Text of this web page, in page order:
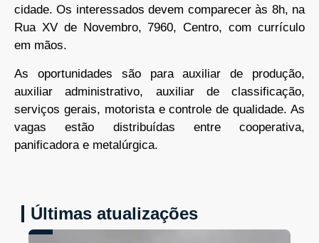
cidade. Os interessados devem comparecer às 8h, na
Rua XV de Novembro, 7960, Centro, com currículo
em mãos.
As oportunidades são para auxiliar de produção,
auxiliar administrativo, auxiliar de classificação,
serviços gerais, motorista e controle de qualidade. As
vagas estão distribuídas entre cooperativa,
panificadora e metalúrgica.
Últimas atualizações